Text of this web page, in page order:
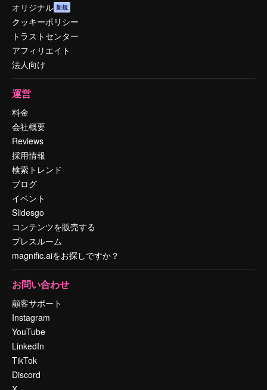
オリジナル 新規
クッキーポリシー
トラストセンター
アフィリエイト
法人向け
運営
料金
会社概要
Reviews
採用情報
検索トレンド
ブログ
イベント
Slidesgo
コンテンツを販売する
プレスルーム
magnific.aiをお探しですか？
お問い合わせ
顧客サポート
Instagram
YouTube
LinkedIn
TikTok
Discord